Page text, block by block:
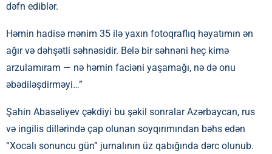
dəfn ediblər.
Həmin hadisə mənim 35 ilə yaxın fotoqraflıq həyatımın ən
ağır və dəhşətli səhnəsidir. Belə bir səhnəni heç kimə
arzulamıram — nə həmin faciəni yaşamağı, nə də onu
əbədiləşdirməyi…”
Şahin Abasəliyev çəkdiyi bu şəkil sonralar Azərbaycan, rus
və ingilis dillərində çap olunan soyqırımından bəhs edən
“Xocalı sonuncu gün” jurnalının üz qabığında dərc olunub.